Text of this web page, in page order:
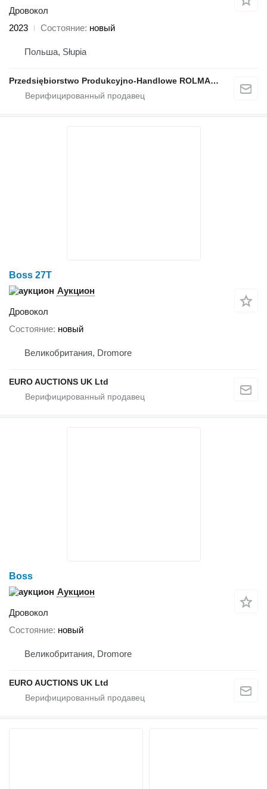
Дровокол
2023
Состояние новый
Польша, Słupia
Przedsiębiorstwo Produkcyjno-Handlowe ROLMAPOL Marcin Dziekan
Boss 27T
Аукцион
Дровокол
Состояние новый
Великобритания, Dromore
EURO AUCTIONS UK Ltd
Boss
Аукцион
Дровокол
Состояние новый
Великобритания, Dromore
EURO AUCTIONS UK Ltd